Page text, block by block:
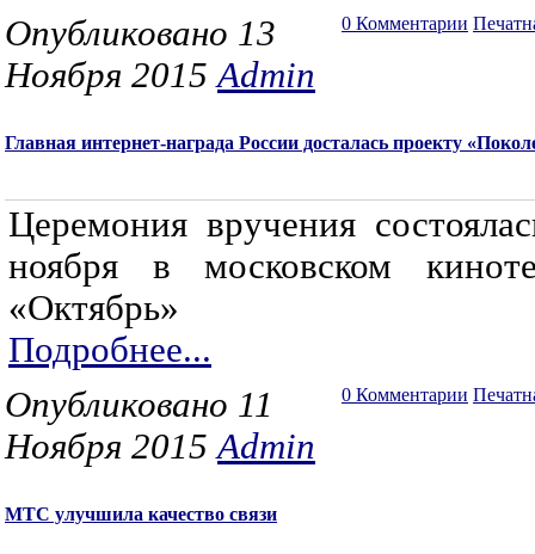
0 Комментарии
Опубликовано 13
Ноября 2015Admin
Главная интернет-награда России досталась проекту
Церемония вручения
ноября в московском
«Октябрь»
Подробнее...
0 Комментарии
Опубликовано 11
Ноября 2015Admin
МТС улучшила качество связи